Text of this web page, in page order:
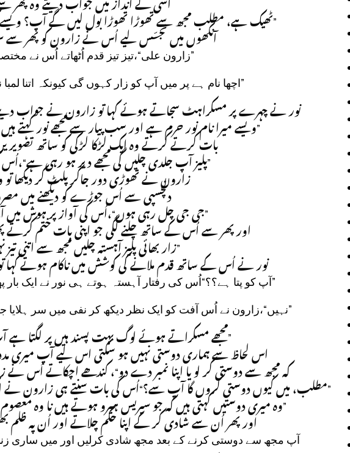
اُسی کے انداز میں جواب دیتے وہ پھر
”ٹھیک ہے، مطلب مجھ سے تھوڑا تھوڑا بول لیں گے آپ؟ ویسے
آنکھوں میں تجسّس لیے اُس نے زارون کو پھر سے
”زارون علی“،تیز تیز قدم اُٹھاتے اُس نے
”اچھا نام ہے پر میں آپ کو زار کہوں گی کیونکہ اتنا لمبا
نور نے چہرے پر مسکراہٹ سجاتے ہوئے کہا تو زارون نے جواب دینے
”ویسے میرا نام نور حرم ہے اور سب پیار سے مجھے نور کہتے
بات کرتے کرتے وہ ایک لڑکا لڑکی کو ساتھ
”پلیز آپ جلدی چلیں گی مجھے دیر ہو رہی ہے“،اُس کی
زارون نے تھوڑی دور جاکر پلٹ کر دیکھا تو
دلچسپی سے اُس جوڑے کو دیکھنے میں
”جی جی چل رہی ہوں“،اُس کی آواز پر ہوش میں
اور پھر سے اُس کے ساتھ چلنے لگی جو اپنی بات ختم کرتے
”زار بھائی پلیز آہستہ چلیں مجھ سے اتنی تیز
نور نے اُس کے ساتھ قدم ملانے کی کوشش میں ناکام ہوتے کہا
”آپ کو پتا ہے؟؟“اُس کی رفتار آہستہ ہوتے ہی نور نے ایک
”نہیں“،زارون نے اُس آفت کو ایک نظر دیکھ کر نفی میں سر
”مجھے مسکراتے ہوئے لوگ بہت پسند ہیں پر لگتا ہے
اس لحاظ سے ہماری دوستی نہیں ہو سکتی اس لیے آپ میری
کہ مجھ سے دوستی کر لو یا اپنا نمبر دے دو“، کندھے اچکاتے اُس نے
”مطلب، میں کیوں دوستی کروں گا آپ سے؟“اُس کی بات سنتے ہی زارون
”وہ میری دوستیں کہتی ہیں کہ جو سیریس ہیرو ہوتے ہیں نا وہ
اور پھر اُن سے شادی کر کے اپنا حکم چلاتے اور اُن پہ ظلم
آپ مجھ سے دوستی کرنے کے بعد مجھ شادی کرلیں اور میں ساری